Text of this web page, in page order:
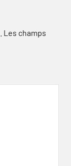
Les champs